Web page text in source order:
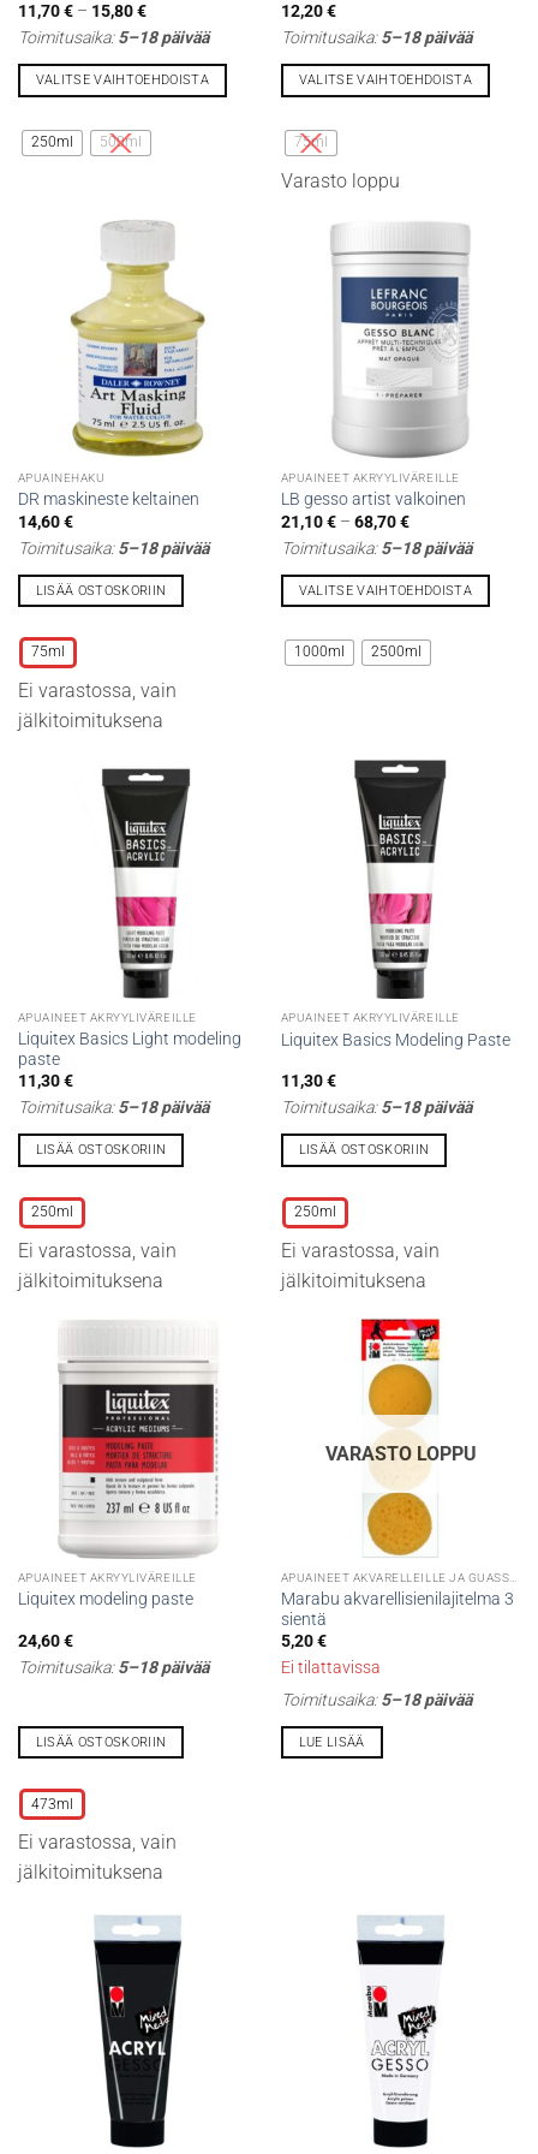
11,70€ – 15,80€Hintaluokka:
11,70 €
-
Toimitusaika:5–18 päivää
VALITSE VAIHTOEHDOISTA
tuotteella
on
tuotteen
250ml 500ml
12,20€
Toimitusaika:5–18 päivää
VALITSE VAIHTOEHDOISTA
tuotteella
on
useampi
75ml
Varasto loppu
APUAINEHAKU
DR maskineste keltainen
14,60€
Toimitusaika:5–18 päivää
LISÄÄ OSTOSKORIIN
tuotteella
on
useampi
muunnelma.
75ml
Ei varastossa, vain
jälkitoimituksena
APUAINEET AKRYYLIVÄREILLE
LB gesso artist valkoinen
21,10€ – 68,70€Hintaluokka:
-
Toimitusaika:5–18 päivää
VALITSE VAIHTOEHDOISTA
tuotteella
on
1000ml 2500ml
APUAINEET AKRYYLIVÄREILLE
Liquitex Basics Light modeling
paste
11,30€
Toimitusaika:5–18 päivää
LISÄÄ OSTOSKORIIN
tuotteella
on
useampi
muunnelma.
tuotteen
250ml
Ei varastossa, vain
jälkitoimituksena
APUAINEET AKRYYLIVÄREILLE
Liquitex Basics Modeling Paste
11,30€
Toimitusaika:5–18 päivää
LISÄÄ OSTOSKORIIN
tuotteella
on
useampi
muunnelma.
250ml
Ei varastossa, vain
jälkitoimituksena
APUAINEET AKRYYLIVÄREILLE
Liquitex modeling paste
24,60€
Toimitusaika:5–18 päivää
LISÄÄ OSTOSKORIIN
tuotteella
on
useampi
muunnelma.
473ml
Ei varastossa, vain
jälkitoimituksena
VARASTO LOPPU
Marabu akvarellisienilajitelma 3
sientä
5,20€
Ei tilattavissa
Toimitusaika:5–18 päivää
LUE LISÄÄ